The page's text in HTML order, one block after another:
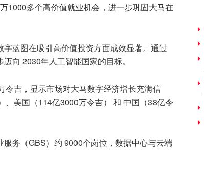
1000多个高价值就业机会，进一步巩固大马在
蓝图在吸引高价值投资方面成效显著。通过
向 2030年人工智能国家的目标。
吉，显示市场对大马数字经济增长充满信
美国（114亿3000万令吉） 和 中国（38亿令
务（GBS）约 9000个岗位，数据中心与云端